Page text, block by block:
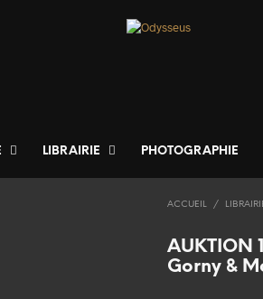
LIBRAIRIE PHOTOGRAPHIE
ACCUEIL /
AUKTION
Gorny &